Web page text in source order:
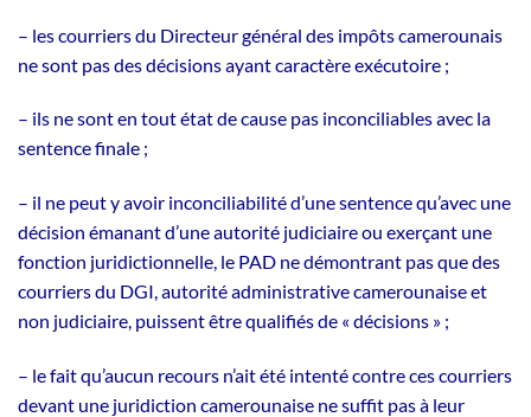
– les courriers du Directeur général des impôts camerounais
ne sont pas des décisions ayant caractère exécutoire ;
– ils ne sont en tout état de cause pas inconciliables avec la
sentence finale ;
– il ne peut y avoir inconciliabilité d’une sentence qu’avec une
décision émanant d’une autorité judiciaire ou exerçant une
fonction juridictionnelle, le PAD ne démontrant pas que des
courriers du DGI, autorité administrative camerounaise et
non judiciaire, puissent être qualifiés de « décisions » ;
– le fait qu’aucun recours n’ait été intenté contre ces courriers
devant une juridiction camerounaise ne suffit pas à leur